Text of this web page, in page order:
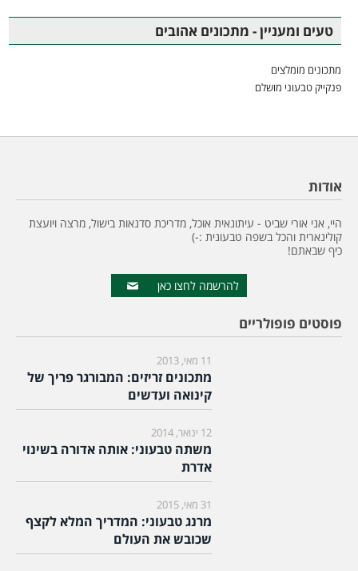
טעים ומעניין - מתכונים אהובים
מתכונים מומלצים
פנקייק טבעוני מושלם
אודות
היי, אני אורי שביט - עיתונאית אוכל, מדריכת סדנאות בישול, מרצה ויועצת
קולינארית והכל בשפה טבעונית :-)
כיף שבאתם!
להרשמה לחצו כאן
פוסטים פופולריים
11 מאי, 2013
מתכונים זריזים: המבורגר פריך של
קינואה ועדשים
12 ינואר, 2014
משתה טבעוני: אותה אדורה בשינוי
אדרת
31 מאי, 2015
מרנג טבעוני: המדריך המלא לקצף
שכובש את העולם